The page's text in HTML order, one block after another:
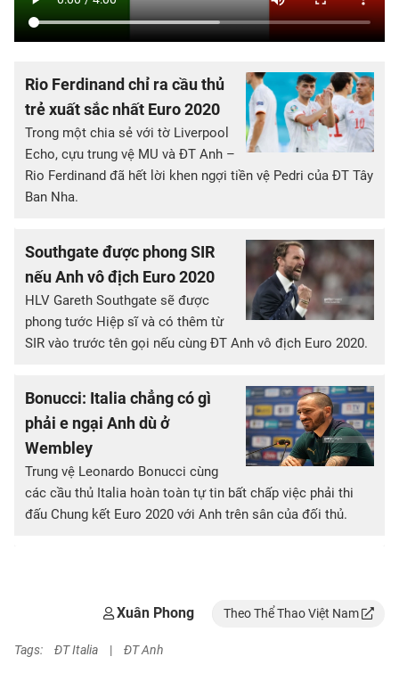
Rio Ferdinand chỉ ra cầu thủ
trẻ xuất sắc nhất Euro 2020
Trong một chia sẻ với tờ Liverpool
Echo, cựu trung vệ MU và ĐT Anh –
Rio Ferdinand đã hết lời khen ngợi tiền vệ Pedri của ĐT Tây
Ban Nha.
Southgate được phong SIR
nếu Anh vô địch Euro 2020
HLV Gareth Southgate sẽ được
phong tước Hiệp sĩ và có thêm từ
SIR vào trước tên gọi nếu cùng ĐT Anh vô địch Euro 2020.
Bonucci: Italia chẳng có gì
phải e ngại Anh dù ở
Wembley
Trung vệ Leonardo Bonucci cùng
các cầu thủ Italia hoàn toàn tự tin bất chấp việc phải thi
đấu Chung kết Euro 2020 với Anh trên sân của đối thủ.
Xuân Phong Theo Thể Thao Việt Nam
Tags: ĐT Italia | ĐT Anh